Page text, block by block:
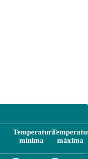
Temperatura
mínima
máxima